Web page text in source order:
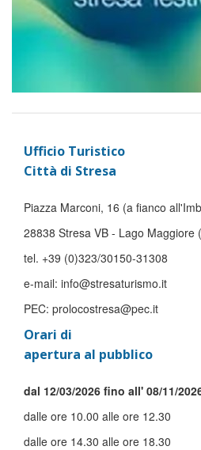
Ufficio Turistico
Città di Stresa
Piazza Marconi, 16 (a fianco
28838 Stresa VB - Lago Maggiore
tel. +39 (0)323/30150-31308
e-mail: info@stresaturismo.it
PEC: prolocostresa@pec.it
Orari di
apertura al pubblico
dal 12/03/2026 fino all' 08/11/
dalle ore 10.00 alle ore 12.30
dalle ore 14.30 alle ore 18.30